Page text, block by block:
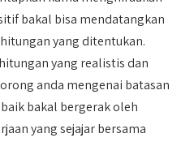
bakal bisa mendatangkan
yang ditentukan.
yang realistis dan
anda mengenai batasan
bakal bergerak oleh
yang sejajar bersama